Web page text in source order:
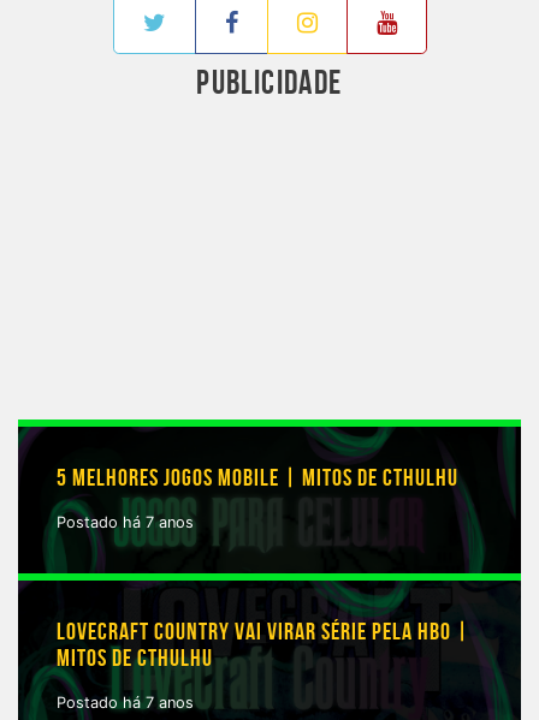
PUBLICIDADE
5 MELHORES JOGOS MOBILE | MITOS DE CTHULHU
Postado há 7 anos
LOVECRAFT COUNTRY VAI VIRAR SÉRIE PELA HBO |
MITOS DE CTHULHU
Postado há 7 anos